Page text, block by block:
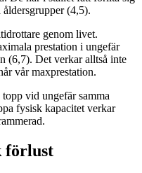
(4,5).
genom livet.
prestation i ungefär
(6,7). Det verkar alltså inte
vår maxprestation.
vid ungefär samma
fysisk kapacitet verkar
förlust